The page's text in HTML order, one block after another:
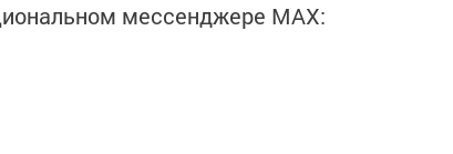
мессенджере MАХ: